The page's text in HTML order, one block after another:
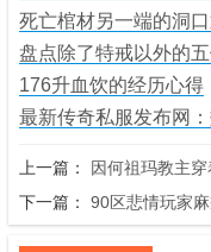
死亡棺材另一端的洞
盘点除了特戒以外的
176升血饮的经历心得
最新传奇私服发布网
上一篇：
因何祖玛教主
下一篇： 90区悲情玩家